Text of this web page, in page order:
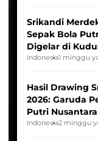
Srikandi
Sepak Bola
Digelar di
Indonesia1 minggu
Hasil Drawing
2026: Garuda
Putri
Indonesia2 minggu